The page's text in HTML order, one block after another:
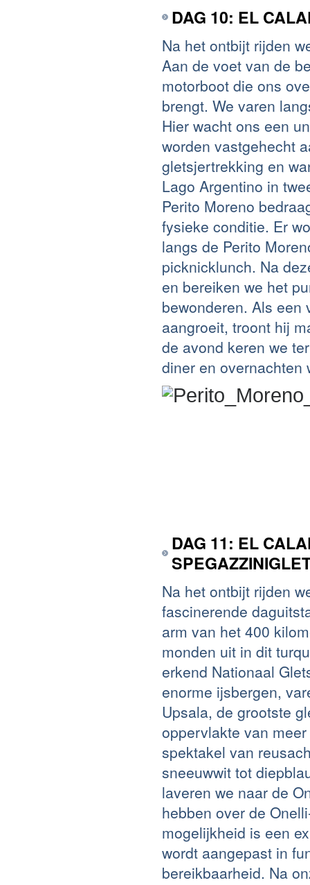
DAG 10: EL
Na het ontbijt rijden
Aan de voet van de
motorboot die ons
brengt. We varen
Hier wacht ons een
worden vastgehecht
gletsjertrekking en
Lago Argentino in
Perito Moreno
fysieke conditie. Er
langs de Perito
picknicklunch. Na
en bereiken we het
bewonderen. Als een
aangroeit, troont hij
de avond keren we
diner en overnachten
DAG 11: EL
Na het ontbijt rijden
fascinerende
arm van het 400
monden uit in dit
erkend Nationaal
enorme ijsbergen,
Upsala, de grootste
oppervlakte van
spektakel van
sneeuwwit tot
laveren we naar de
hebben over de
mogelijkheid is een
wordt aangepast in
bereikbaarheid. Na